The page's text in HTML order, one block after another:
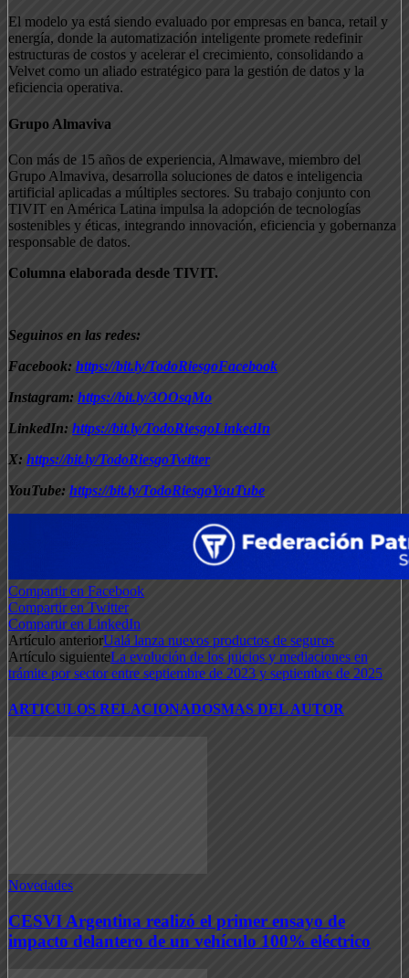
El modelo ya está siendo evaluado por empresas en banca, retail y
energía, donde la automatización inteligente promete redefinir
estructuras de costos y acelerar el crecimiento, consolidando a
Velvet como un aliado estratégico para la gestión de datos y la
eficiencia operativa.
Grupo Almaviva
Con más de 15 años de experiencia, Almawave, miembro del
Grupo Almaviva, desarrolla soluciones de datos e inteligencia
artificial aplicadas a múltiples sectores. Su trabajo conjunto con
TIVIT en América Latina impulsa la adopción de tecnologías
sostenibles y éticas, integrando innovación, eficiencia y gobernanza
responsable de datos.
Columna elaborada desde TIVIT.
Seguinos en las redes:
Facebook: https://bit.ly/TodoRiesgoFacebook
Instagram: https://bit.ly/3OOsqMo
LinkedIn: https://bit.ly/TodoRiesgoLinkedIn
X: https://bit.ly/TodoRiesgoTwitter
YouTube: https://bit.ly/TodoRiesgoYouTube
Compartir en Facebook
Compartir en Twitter
Compartir en LinkedIn
Artículo anteriorUalá lanza nuevos productos de seguros
Artículo siguienteLa evolución de los juicios y mediaciones en
trámite por sector entre septiembre de 2023 y septiembre de 2025
ARTICULOS RELACIONADOSMAS DEL AUTOR
Novedades
CESVI Argentina realizó el primer ensayo de
impacto delantero de un vehículo 100% eléctrico